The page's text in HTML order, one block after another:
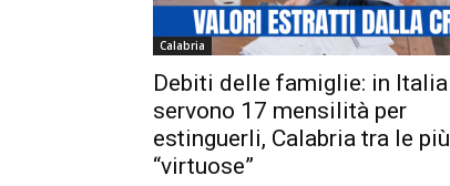
Calabria
Debiti delle famiglie: in Italia
servono 17 mensilità per
estinguerli, Calabria tra le più
“virtuose”